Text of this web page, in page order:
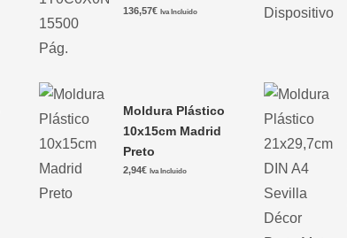
136,57€ Iva Incluido
Moldura Plástico
10x15cm Madrid
Preto
2,94€ Iva Incluido